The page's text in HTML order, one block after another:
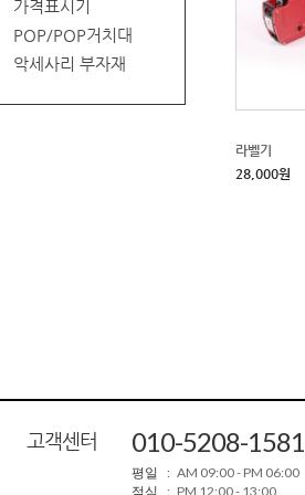
가격표시기
POP/POP거치대
악세사리 부자재
라벨기
28,000원
고객센터 010-5208-1581
평일
: AM 09:00 - PM 06:00
점심
: PM 12:00 - 13:00